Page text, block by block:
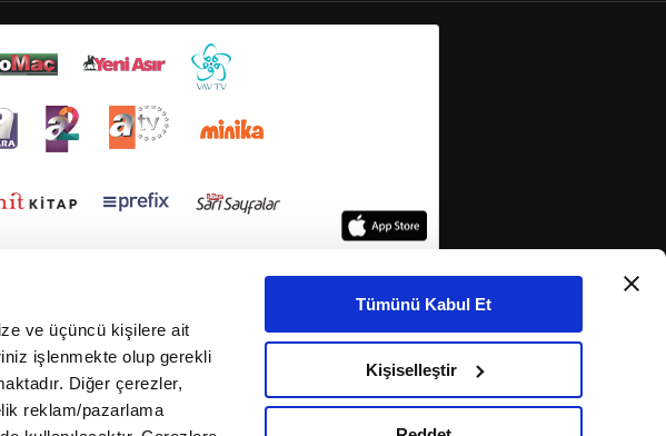
ve üçüncü kişilere ait
işlenmekte olup gerekli
Diğer çerezler,
reklam/pazarlama
Tümünü Kabul Et
Kişiselleştir